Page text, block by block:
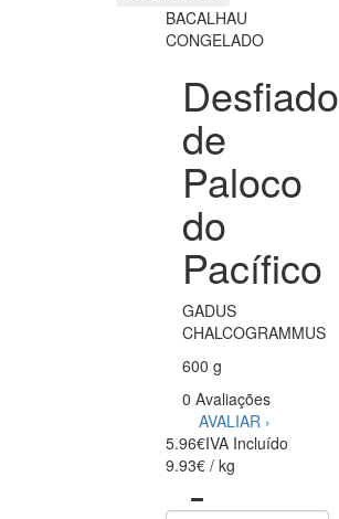
BACALHAU
CONGELADO
Desfiado
de
Paloco
do
Pacífico
GADUS
CHALCOGRAMMUS
600 g
0 Avaliações
AVALIAR ›
5.96€IVA Incluído
9.93€ / kg